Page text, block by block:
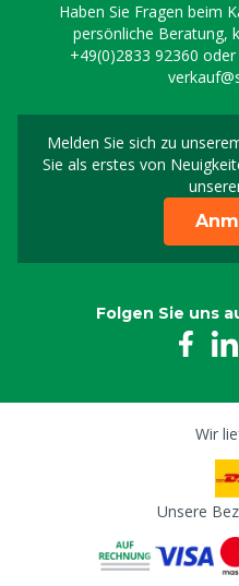
Haben Sie Fragen beim
persönliche Beratung,
+49(0)2833 92360 oder
Melden Sie sich zu
Sie als erstes von
Folgen Sie uns
Wir
Unsere